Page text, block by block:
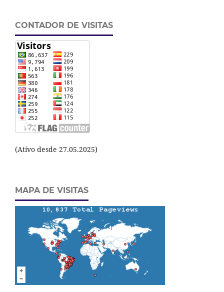
CONTADOR DE VISITAS
(Ativo desde 27.05.2025)
MAPA DE VISITAS